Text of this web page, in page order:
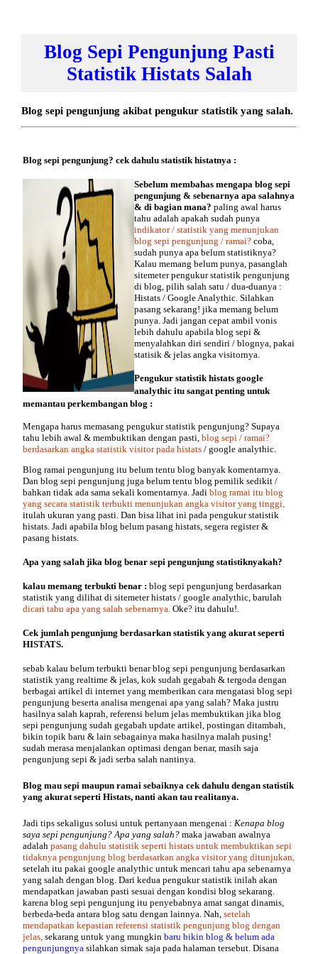
Blog Sepi Pengunjung Pasti
Statistik Histats Salah
Blog sepi pengunjung akibat pengukur statistik yang salah.
Blog sepi pengunjung? cek dahulu statistik histatnya :
Sebelum membahas mengapa blog sepi
pengunjung & sebenarnya apa salahnya
& di bagian mana? paling awal harus
tahu adalah apakah sudah punya
indikator / statistik yang menunjukan
blog sepi pengunjung / ramai? coba,
sudah punya apa belum statistiknya?
Kalau memang belum punya, pasanglah
sitemeter pengukur statistik pengunjung
di blog, pilih salah satu / dua-duanya :
Histats / Google Analythic. Silahkan
pasang sekarang! jika memang belum
punya. Jadi jangan cepat ambil vonis
lebih dahulu apabila blog sepi &
menyalahkan diri sendiri / blognya, pakai
statisik & jelas angka visitornya.
Pengukur statistik histats google
analythic itu sangat penting untuk
memantau perkembangan blog :
Mengapa harus memasang pengukur statistik pengunjung? Supaya
tahu lebih awal & membuktikan dengan pasti, blog sepi / ramai?
berdasarkan angka statistik visitor pada histats / google analythic.
Blog ramai pengunjung itu belum tentu blog banyak komentarnya.
Dan blog sepi pengunjung juga belum tentu blog pemilik sedikit /
bahkan tidak ada sama sekali komentarnya. Jadi blog ramai itu blog
yang secara statistik terbukti menunjukan angka visitor yang tinggi,
itulah ukuran yang pasti. Dan bisa lihat ini pada pengukur statistik
histats. Jadi apabila blog belum pasang histats, segera register &
pasang histats.
Apa yang salah jika blog benar sepi pengunjung statistiknyakah?
kalau memang terbukti benar : blog sepi pengunjung berdasarkan
statistik yang dilihat di sitemeter histats / google analythic, barulah
dicari tahu apa yang salah sebenarnya. Oke? itu dahulu!.
Cek jumlah pengunjung berdasarkan statistik yang akurat seperti
HISTATS.
sebab kalau belum terbukti benar blog sepi pengunjung berdasarkan
statistik yang realtime & jelas, kok sudah gegabah & tergoda dengan
berbagai artikel di internet yang memberikan cara mengatasi blog sepi
pengunjung beserta analisa mengenai apa yang salah? Maka justru
hasilnya salah kaprah, referensi belum jelas membuktikan jika blog
sepi pengunjung sudah gegabah update artikel, postingan ditambah,
bikin topik baru & lain sebagainya maka hasilnya malah pusing!
sudah merasa menjalankan optimasi dengan benar, masih saja
pengunjung sepi & jadi serba salah nantinya.
Blog mau sepi maupun ramai sebaiknya cek dahulu dengan statistik
yang akurat seperti Histats, nanti akan tau realitanya.
Jadi tips sekaligus solusi untuk pertanyaan mengenai : Kenapa blog
saya sepi pengunjung? Apa yang salah? maka jawaban awalnya
adalah pasang dahulu statistik seperti histats untuk membuktikan sepi
tidaknya pengunjung blog berdasarkan angka visitor yang ditunjukan,
setelah itu pakai google analythic untuk mencari tahu apa sebenarnya
yang salah dengan blog. Dari kedua pengukur statistik inilah akan
mendapatkan jawaban pasti sesuai dengan kondisi blog sekarang.
karena blog sepi pengunjung itu penyebabnya amat sangat dinamis,
berbeda-beda antara blog satu dengan lainnya. Nah, setelah
mendapatkan kepastian referensi statistik pengunjung blog dengan
jelas, sekarang untuk yang mungkin baru bikin blog & belum ada
pengunjungnya silahkan simak saja pada halaman tersebut. Disana